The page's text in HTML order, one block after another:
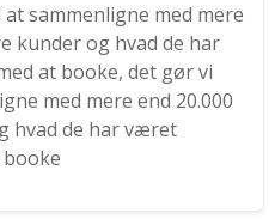
sammenligne med mere
kunder og hvad de har
at booke, det gør vi
med mere end 20.000
hvad de har været